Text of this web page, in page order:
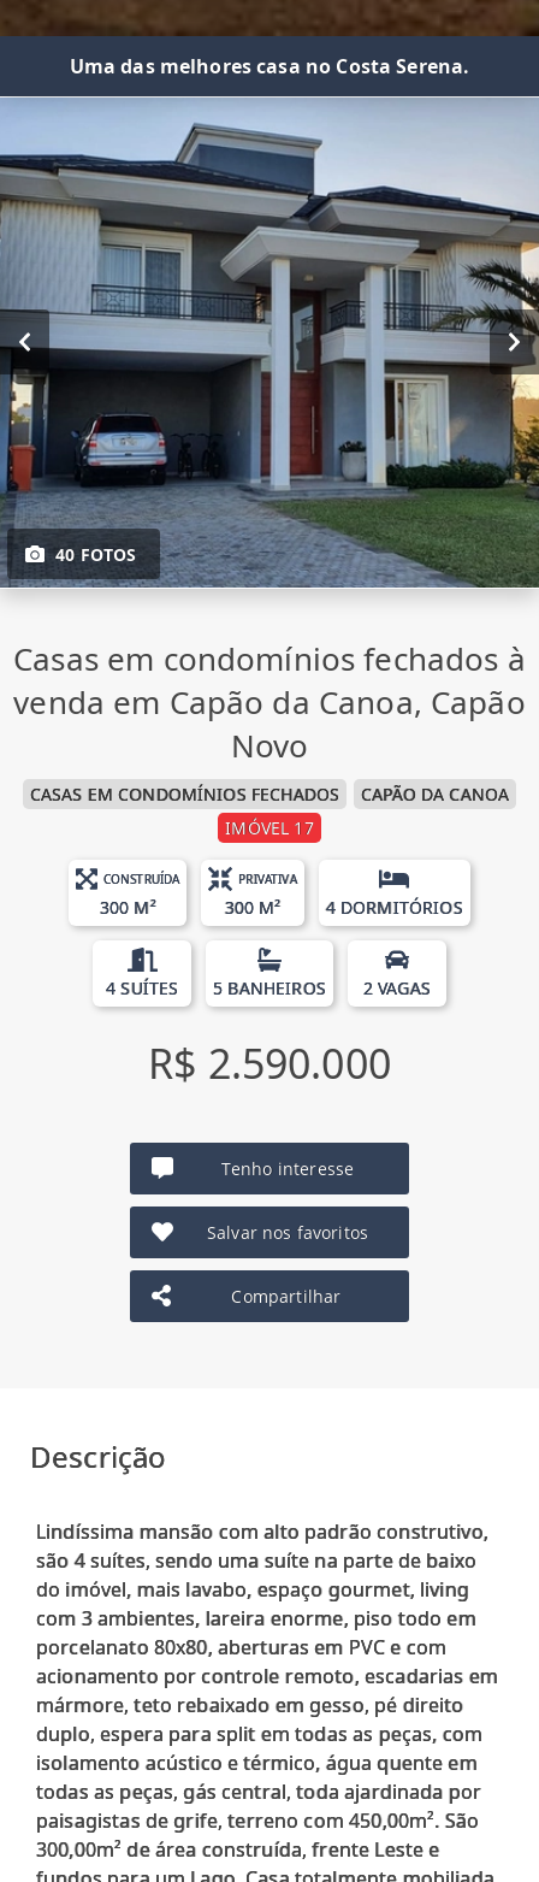
Uma das melhores casa no Costa Serena.
40 FOTOS
Casas em condomínios fechados à
venda em Capão da Canoa, Capão
Novo
CASAS EM CONDOMÍNIOS FECHADOS
CAPÃO DA CANOA
IMÓVEL 17
CONSTRUÍDA
300 M²
PRIVATIVA
300 M² 4 DORMITÓRIOS
4 SUÍTES 5 BANHEIROS 2 VAGAS
R$ 2.590.000
Tenho interesse
Salvar nos favoritos
Compartilhar
Descrição
Lindíssima mansão com alto padrão construtivo,
são 4 suítes, sendo uma suíte na parte de baixo
do imóvel, mais lavabo, espaço gourmet, living
com 3 ambientes, lareira enorme, piso todo em
porcelanato 80x80, aberturas em PVC e com
acionamento por controle remoto, escadarias em
mármore, teto rebaixado em gesso, pé direito
duplo, espera para split em todas as peças, com
isolamento acústico e térmico, água quente em
todas as peças, gás central, toda ajardinada por
paisagistas de grife, terreno com 450,00m². São
300,00m² de área construída, frente Leste e